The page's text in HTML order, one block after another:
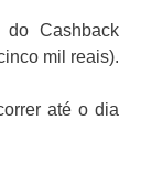
do Cashback
mil reais).
até o dia